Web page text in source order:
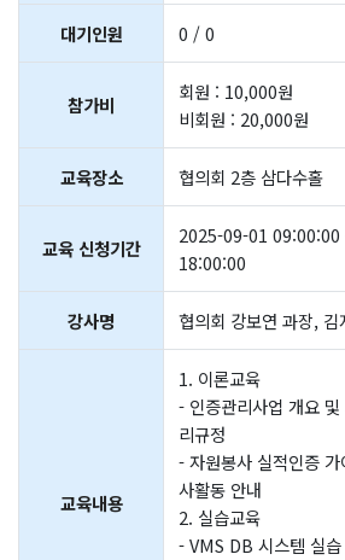
대기인원 0 / 0
참가비
회원 : 10,000원
비회원 : 20,000원
교육장소 협의회 2층 삼다수홀
교육 신청기간
2025-09-01
18:00:00
강사명 협의회 강보연 과장, 김
교육내용
1. 이론교육
- 인증관리사업 개요
리규정
- 자원봉사 실적인증
사활동 안내
2. 실습교육
- VMS DB 시스템 실습